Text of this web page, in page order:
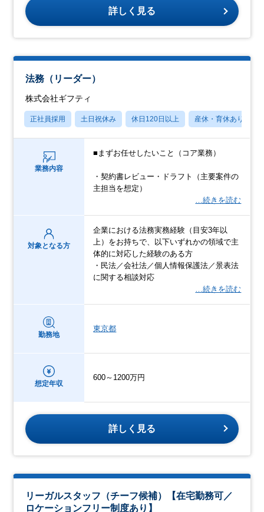
詳しく見る
法務（リーダー）
株式会社ギフティ
正社員採用 土日祝休み 休日120日以上 産休・育休あり
業務内容
■まずお任せしたいこと（コア業務）
・契約書レビュー・ドラフト（主要案件の
主担当を想定）
…続きを読む
対象となる方
企業における法務実務経験（目安3年以
上）をお持ちで、以下いずれかの領域で主
体的に対応した経験のある方
・民法／会社法／個人情報保護法／景表法
に関する相談対応
…続きを読む
勤務地
東京都
想定年収
600～1200万円
詳しく見る
リーガルスタッフ（チーフ候補）【在宅勤務可／
ロケーションフリー制度あり】